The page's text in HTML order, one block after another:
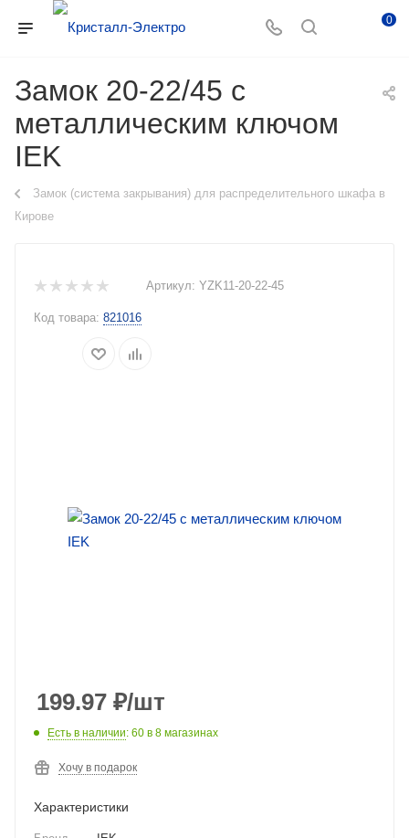
0
Замок 20-22/45 с
металлическим ключом
IEK
Замок (система закрывания) для распределительного шкафа в
Кирове
Артикул: YZK11-20-22-45
Код товара: 821016
199.97 ₽/шт
Есть в наличии: 60 в 8 магазинах
Хочу в подарок
Характеристики